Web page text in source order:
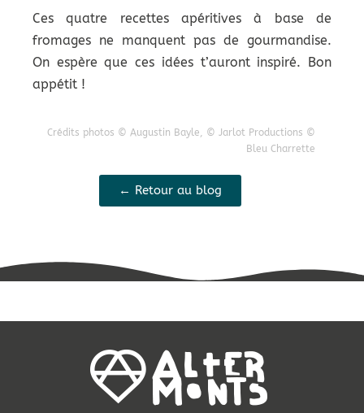
Ces quatre recettes apéritives à base de
fromages ne manquent pas de gourmandise.
On espère que ces idées t’auront inspiré. Bon
appétit !
Crédits photos © Augustin Bayle, © Jarlot Productions ©
Bleu Charrette
← Retour au blog